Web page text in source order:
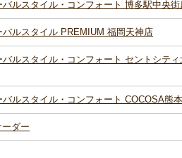
ルスタイル・コンフォート 博多駅中央街
バルスタイル PREMIUM 福岡天神店
ルスタイル・コンフォート セントシティ
ルスタイル・コンフォート COCOSA熊
ダー